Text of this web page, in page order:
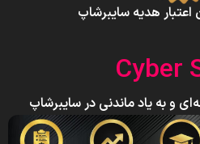
Cyber
و به یاد ماندنی در سایبرشاپ